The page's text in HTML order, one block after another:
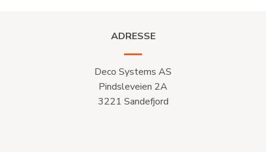
ADRESSE
Deco Systems AS
Pindsleveien 2A
3221 Sandefjord